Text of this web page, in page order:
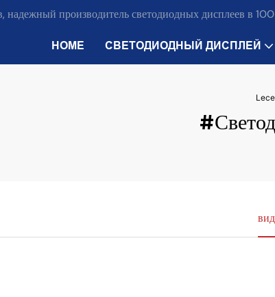
производитель светодиодных дисплеев в
HOME СВЕТОДИОДНЫЙ ДИСПЛЕЙ